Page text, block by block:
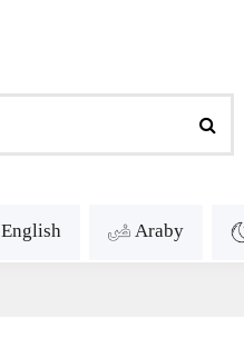
English Araby